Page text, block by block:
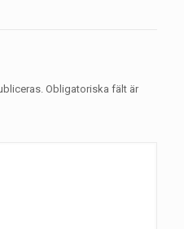
Obligatoriska fält är